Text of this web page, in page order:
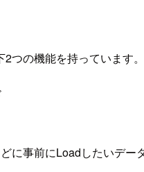
つの機能を持っています。
に事前にLoadしたいデー